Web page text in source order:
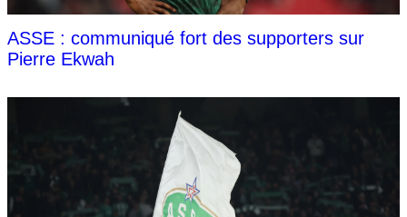
ASSE : communiqué fort des supporters sur
Pierre Ekwah